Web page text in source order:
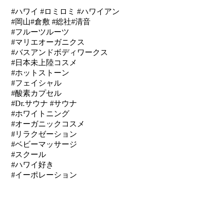
#ハワイ #ロミロミ #ハワイアン
#岡山#倉敷 #総社#清音
#フルーツルーツ
#マリエオーガニクス
#バスアンドボディワークス
#日本未上陸コスメ
#ホットストーン
#フェイシャル
#酸素カプセル
#Dr.サウナ #サウナ
#ホワイトニング
#オーガニックコスメ
#リラクゼーション
#ベビーマッサージ
#スクール
#ハワイ好き
#イーポレーション